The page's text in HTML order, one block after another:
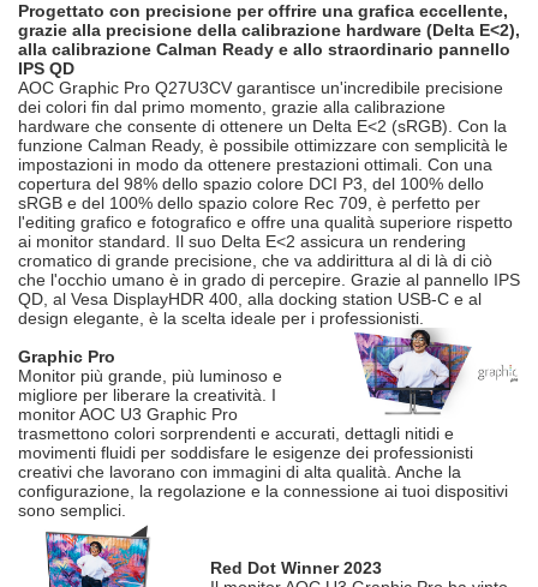
Progettato con precisione per offrire una grafica eccellente,
grazie alla precisione della calibrazione hardware (Delta E<2),
alla calibrazione Calman Ready e allo straordinario pannello
IPS QD
AOC Graphic Pro Q27U3CV garantisce un'incredibile precisione
dei colori fin dal primo momento, grazie alla calibrazione
hardware che consente di ottenere un Delta E<2 (sRGB). Con la
funzione Calman Ready, è possibile ottimizzare con semplicità le
impostazioni in modo da ottenere prestazioni ottimali. Con una
copertura del 98% dello spazio colore DCI P3, del 100% dello
sRGB e del 100% dello spazio colore Rec 709, è perfetto per
l'editing grafico e fotografico e offre una qualità superiore rispetto
ai monitor standard. Il suo Delta E<2 assicura un rendering
cromatico di grande precisione, che va addirittura al di là di ciò
che l'occhio umano è in grado di percepire. Grazie al pannello IPS
QD, al Vesa DisplayHDR 400, alla docking station USB-C e al
design elegante, è la scelta ideale per i professionisti.
Graphic Pro
Monitor più grande, più luminoso e
migliore per liberare la creatività. I
monitor AOC U3 Graphic Pro
trasmettono colori sorprendenti e accurati, dettagli nitidi e
movimenti fluidi per soddisfare le esigenze dei professionisti
creativi che lavorano con immagini di alta qualità. Anche la
configurazione, la regolazione e la connessione ai tuoi dispositivi
sono semplici.
Red Dot Winner 2023